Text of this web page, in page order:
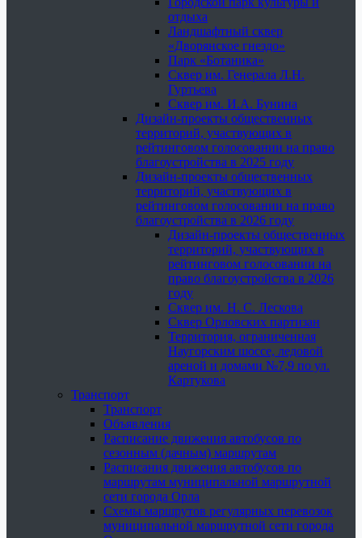
отдыха
Ландшафтный сквер
«Дворянское гнездо»
Парк «Ботаника»
Сквер им. Генерала Л.Н.
Гуртьева
Сквер им. И.А. Бунина
Дизайн-проекты общественных
территорий, участвующих в
рейтинговом голосовании на право
благоустройства в 2025 году
Дизайн-проекты общественных
территорий, участвующих в
рейтинговом голосовании на право
благоустройства в 2026 году
Дизайн-проекты общественных
территорий, участвующих в
рейтинговом голосовании на
право благоустройства в 2026
году
Сквер им. Н. С. Лескова
Сквер Орловских партизан
Территория, ограниченная
Наугорским шоссе, ледовой
ареной и домами №7,9 по ул.
Картукова
Транспорт
Транспорт
Объявления
Расписание движения автобусов по
сезонным (дачным) маршрутам
Расписания движения автобусов по
маршрутам муниципальной маршрутной
сети города Орла
Схемы маршрутов регулярных перевозок
муниципальной маршрутной сети города